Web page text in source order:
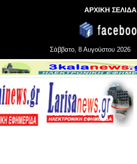
ΑΡΧΙΚΗ ΣΕΛΙΔΑ
Σάββατο, 8 Αυγούστου 2026